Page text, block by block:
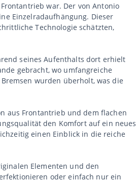
war. Der von Antonio
Einzelradaufhängung. Dieser
Technologie schätzten,
seines Aufenthalts dort erhielt
gebracht, wo umfangreiche
wurden überholt, was die
aus Frontantrieb und dem flachen
den Komfort auf ein neues
einen Einblick in die reiche
Elementen und den
oder einfach nur ein